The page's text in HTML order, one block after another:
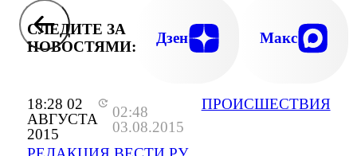
18:28 02
АВГУСТА
2015
02:48
03.08.2015
ПРОИСШЕСТВИЯ
СЛЕДИТЕ ЗА
НОВОСТЯМИ:
Дзен Макс